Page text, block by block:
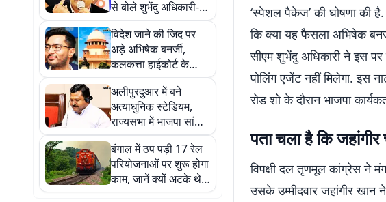
से बोले शुभेंदु अधिकारी-
बंगाल सरकार करेगी
सहयोग
विदेश जाने की जिद पर
अड़े अभिषेक बनर्जी,
कलकत्ता हाईकोर्ट के
इनकार के बाद फिर पहुंचे
सुप्रीम कोर्ट
अलीपुरदुआर में बने
अत्याधुनिक स्टेडियम,
राज्यसभा में भाजपा सांसद
प्रकाश चिक बड़ाईक की
मांग
बंगाल में ठप पड़ी 17 रेल
परियोजनाओं पर शुरू होगा
काम, जानें क्यों अटके थे
प्रोजेक्ट
‘स्पेशल पैकेज’ की घोषणा की
कि क्या यह फैसला अभिषेक
सीएम शुभेंदु अधिकारी ने इस पर
पोलिंग एजेंट नहीं मिलेगा. इस
रोड शो के दौरान भाजपा
पता चला है कि
विपक्षी दल तृणमूल कांग्रेस ने
उसके उम्मीदवार जहांगीर खान